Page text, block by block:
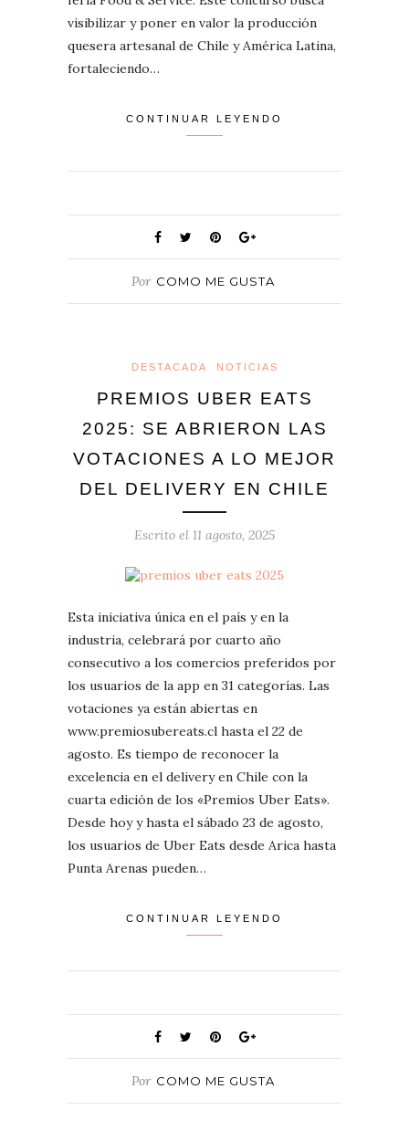
visibilizar y poner en valor la producción
quesera artesanal de Chile y América Latina,
fortaleciendo…
CONTINUAR LEYENDO
Por COMO ME GUSTA
DESTACADA NOTICIAS
PREMIOS UBER EATS
2025: SE ABRIERON LAS
VOTACIONES A LO MEJOR
DEL DELIVERY EN CHILE
Escrito el 11 agosto, 2025
Esta iniciativa única en el país y en la
industria, celebrará por cuarto año
consecutivo a los comercios preferidos por
los usuarios de la app en 31 categorías. Las
votaciones ya están abiertas en
www.premiosubereats.cl hasta el 22 de
agosto. Es tiempo de reconocer la
excelencia en el delivery en Chile con la
cuarta edición de los «Premios Uber Eats».
Desde hoy y hasta el sábado 23 de agosto,
los usuarios de Uber Eats desde Arica hasta
Punta Arenas pueden…
CONTINUAR LEYENDO
Por COMO ME GUSTA